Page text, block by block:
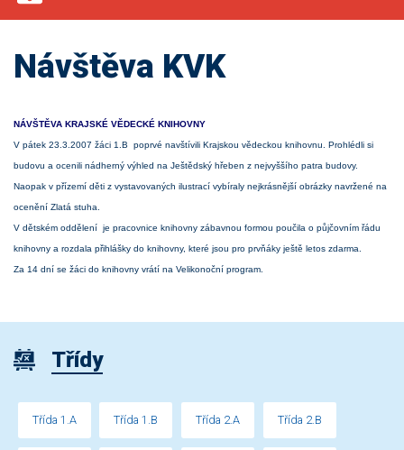
Návštěva KVK
NÁVŠTĚVA KRAJSKÉ VĚDECKÉ KNIHOVNY
V pátek 23.3.2007 žáci 1.B poprvé navštívili Krajskou vědeckou knihovnu. Prohlédli si
budovu a ocenili nádherný výhled na Ještědský hřeben z nejvyššího patra budovy.
Naopak v přízemí děti z vystavovaných ilustrací vybíraly nejkrásnější obrázky navržené na
ocenění Zlatá stuha.
V dětském oddělení je pracovnice knihovny zábavnou formou poučila o půjčovním řádu
knihovny a rozdala přihlášky do knihovny, které jsou pro prvňáky ještě letos zdarma.
Za 14 dní se žáci do knihovny vrátí na Velikonoční program.
Třídy
Třída 1.A Třída 1.B Třída 2.A Třída 2.B